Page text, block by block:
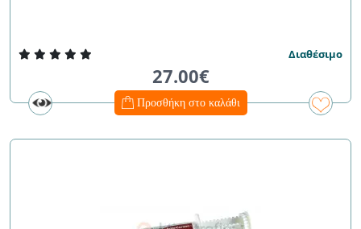
Διαθέσιμο
27.00€
Προσθήκη στο καλάθι